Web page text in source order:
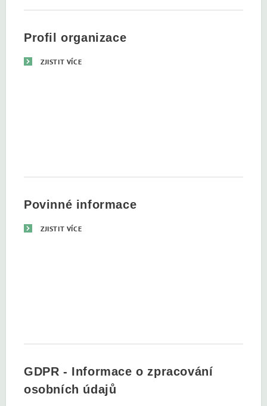
Profil organizace
ZJISTIT VÍCE
Povinné informace
ZJISTIT VÍCE
GDPR - Informace o zpracování
osobních údajů